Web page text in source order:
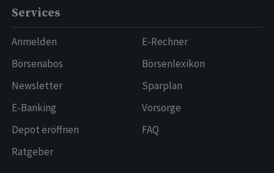
Services
Anmelden
Börsenabos
Newsletter
E-Banking
Depot eröffnen
Ratgeber
E-Rechner
Börsenlexikon
Sparplan
Vorsorge
FAQ